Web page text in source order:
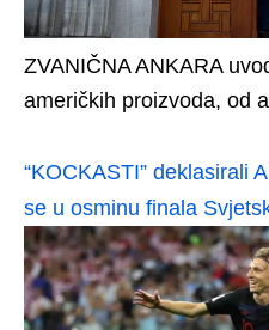
ZVANIČNA ANKARA
američkih proizvoda, od
“KOCKASTI” deklasirali
se u osminu finala